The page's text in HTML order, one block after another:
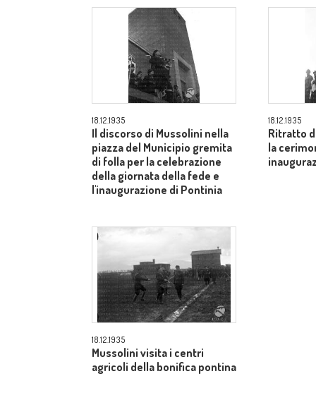
18.12.1935
Il discorso di Mussolini nella
piazza del Municipio gremita
di folla per la celebrazione
della giornata della fede e
l'inaugurazione di Pontinia
18.12.1935
Ritratto
la
18.12.1935
Mussolini visita i centri
agricoli della bonifica pontina